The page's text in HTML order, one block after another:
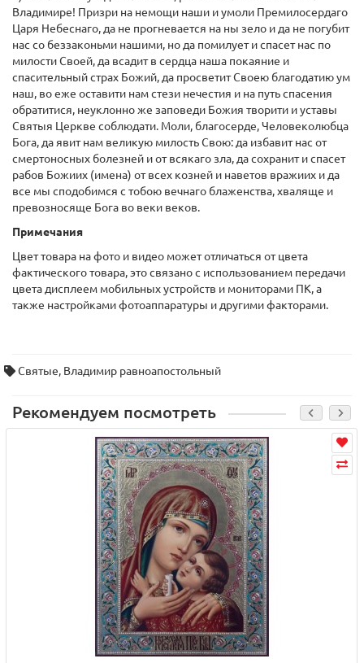
Владимире! Призри на немощи наши и умоли Премилосердаго
Царя Небеснаго, да не прогневается на ны зело и да не погубит
нас со беззаконьми нашими, но да помилует и спасет нас по
милости Своей, да всадит в сердца наша покаяние и
спасительный страх Божий, да просветит Своею благодатию ум
наш, во еже оставити нам стези нечестия и на путь спасения
обратитися, неуклонно же заповеди Божия творити и уставы
Святыя Церкве соблюдати. Моли, благосерде, Человеколюбца
Бога, да явит нам великую милость Свою: да избавит нас от
смертоносных болезней и от всякаго зла, да сохранит и спасет
рабов Божиих (имена) от всех козней и наветов вражиих и да
все мы сподобимся с тобою вечнаго блаженства, хваляще и
превозносяще Бога во веки веков.
Примечания
Цвет товара на фото и видео может отличаться от цвета
фактического товара, это связано с использованием передачи
цвета дисплеем мобильных устройств и мониторами ПК, а
также настройками фотоаппаратуры и другими факторами.
Святые, Владимир равноапостольный
Рекомендуем посмотреть